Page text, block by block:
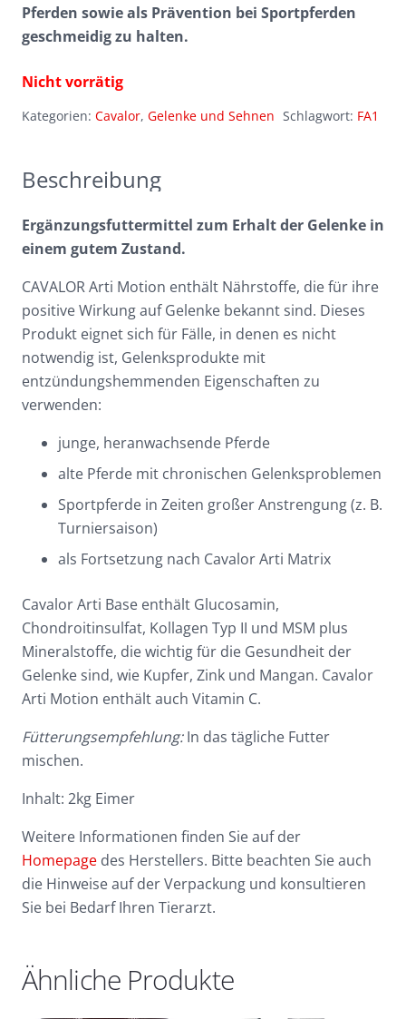
Pferden sowie als Prävention bei Sportpferden
geschmeidig zu halten.
Nicht vorrätig
Kategorien: Cavalor, Gelenke und Sehnen Schlagwort: FA1
Beschreibung
Ergänzungsfuttermittel zum Erhalt der Gelenke in
einem gutem Zustand.
CAVALOR Arti Motion enthält Nährstoffe, die für ihre
positive Wirkung auf Gelenke bekannt sind. Dieses
Produkt eignet sich für Fälle, in denen es nicht
notwendig ist, Gelenksprodukte mit
entzündungshemmenden Eigenschaften zu
verwenden:
junge, heranwachsende Pferde
alte Pferde mit chronischen Gelenksproblemen
Sportpferde in Zeiten großer Anstrengung (z. B.
Turniersaison)
als Fortsetzung nach Cavalor Arti Matrix
Cavalor Arti Base enthält Glucosamin,
Chondroitinsulfat, Kollagen Typ II und MSM plus
Mineralstoffe, die wichtig für die Gesundheit der
Gelenke sind, wie Kupfer, Zink und Mangan. Cavalor
Arti Motion enthält auch Vitamin C.
Fütterungsempfehlung:In das tägliche Futter
mischen.
Inhalt: 2kg Eimer
Weitere Informationen finden Sie auf der
Homepage des Herstellers. Bitte beachten Sie auch
die Hinweise auf der Verpackung und konsultieren
Sie bei Bedarf Ihren Tierarzt.
Ähnliche Produkte